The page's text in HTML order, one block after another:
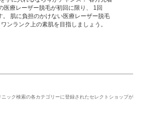
医療レーザー脱毛が初回に限り、 1回
肌に負担のかけない医療レーザー脱毛
ンランク上の素肌を目指しましょう。
ック検索の各カテゴリーに登録されたセレクトショップが